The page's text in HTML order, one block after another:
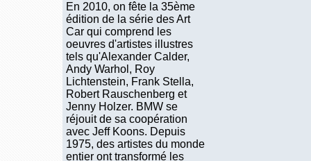
En 2010, on fête la 35ème
édition de la série des Art
Car qui comprend les
oeuvres d'artistes illustres
tels qu'Alexander Calder,
Andy Warhol, Roy
Lichtenstein, Frank Stella,
Robert Rauschenberg et
Jenny Holzer. BMW se
réjouit de sa coopération
avec Jeff Koons. Depuis
1975, des artistes du monde
entier ont transformé les